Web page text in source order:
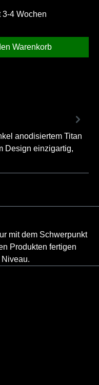
3-4 Wochen
gewünschten
Warenkorb
anodisiertem Titan
Design einzigartig,
mit dem Schwerpunkt
Produkten fertigen